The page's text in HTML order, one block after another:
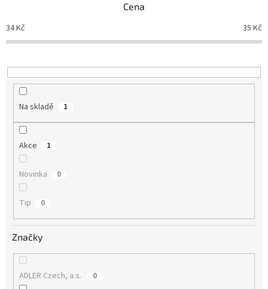
o
d
k
t
Cena
34Kč 35 Kč
Na skladě 1
Akce 1
Novinka 0
Tip 0
Značky
ADLER Czech, a.s. 0